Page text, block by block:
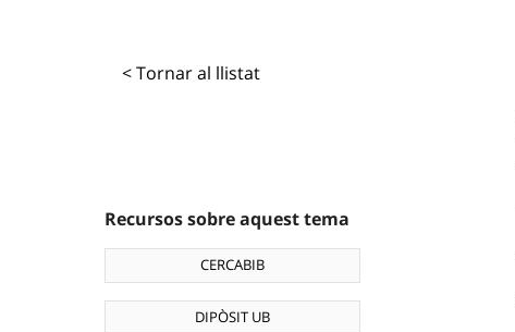
< Tornar al llistat
Recursos sobre aquest tema
CERCABIB
DIPÒSIT UB